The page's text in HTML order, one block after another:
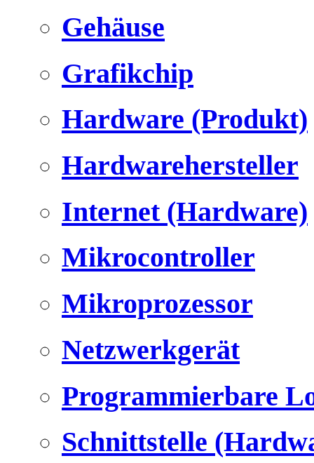
Gehäuse
Grafikchip
Hardware (Produkt)
Hardwarehersteller
Internet (Hardware)
Mikrocontroller
Mikroprozessor
Netzwerkgerät
Programmierbare
Schnittstelle